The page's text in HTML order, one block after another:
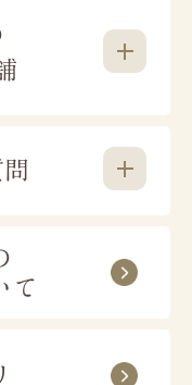
すか？
時／16~18時／
て